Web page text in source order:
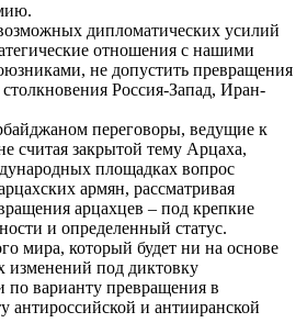
дипломатических усилий
отношения с нашими
не допустить превращения
Россия-Запад, Иран-
переговоры, ведущие к
считая закрытой тему Арцаха,
площадках вопрос
армян, рассматривая
арцахцев – под крепкие
и определенный статус.
мира, который будет ни на основе
изменений под диктовку
по варианту превращения в
антироссийской и антииранской